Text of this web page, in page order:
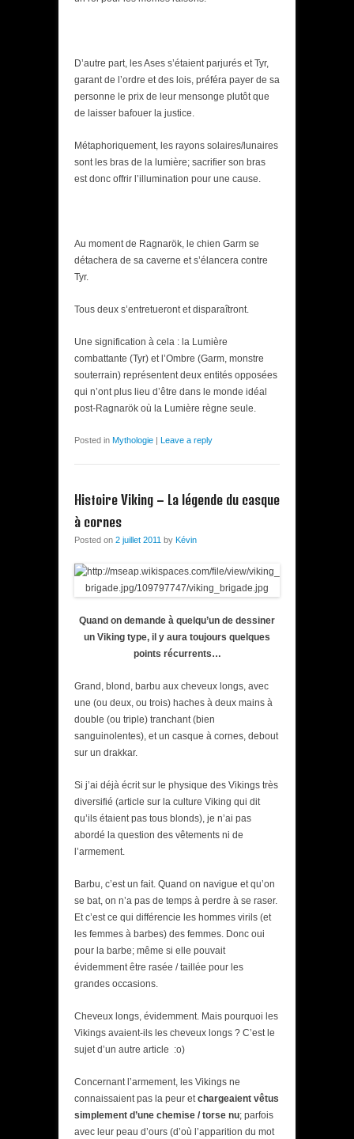
D’autre part, les Ases s’étaient parjurés et Tyr,
garant de l’ordre et des lois, préféra payer de sa
personne le prix de leur mensonge plutôt que
de laisser bafouer la justice.
Métaphoriquement, les rayons solaires/lunaires
sont les bras de la lumière; sacrifier son bras
est donc offrir l’illumination pour une cause.
Au moment de Ragnarök, le chien Garm se
détachera de sa caverne et s’élancera contre
Tyr.
Tous deux s’entretueront et disparaîtront.
Une signification à cela : la Lumière
combattante (Tyr) et l’Ombre (Garm, monstre
souterrain) représentent deux entités opposées
qui n’ont plus lieu d’être dans le monde idéal
post-Ragnarök où la Lumière règne seule.
Posted in Mythologie Leave a reply
Histoire Viking – La légende du casque
à cornes
Posted on 2 juillet 2011 by Kévin
Quand on demande à quelqu’un de dessiner
un Viking type, il y aura toujours quelques
points récurrents…
Grand, blond, barbu aux cheveux longs, avec
une (ou deux, ou trois) haches à deux mains à
double (ou triple) tranchant (bien
sanguinolentes), et un casque à cornes, debout
sur un drakkar.
Si j’ai déjà écrit sur le physique des Vikings très
diversifié (article sur la culture Viking qui dit
qu’ils étaient pas tous blonds), je n’ai pas
abordé la question des vêtements ni de
l’armement.
Barbu, c’est un fait. Quand on navigue et qu’on
se bat, on n’a pas de temps à perdre à se raser.
Et c’est ce qui différencie les hommes virils (et
les femmes à barbes) des femmes. Donc oui
pour la barbe; même si elle pouvait
évidemment être rasée / taillée pour les
grandes occasions.
Cheveux longs, évidemment. Mais pourquoi les
Vikings avaient-ils les cheveux longs ? C’est le
sujet d’un autre article :o)
Concernant l’armement, les Vikings ne
connaissaient pas la peur etchargeaient vêtus
simplement d’une chemise / torse nu; parfois
avec leur peau d’ours (d’où l’apparition du mot